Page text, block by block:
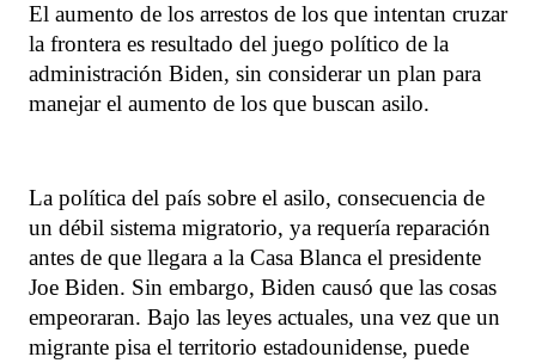
El aumento de los arrestos de los que intentan cruzar
la frontera es resultado del juego político de la
administración Biden, sin considerar un plan para
manejar el aumento de los que buscan asilo.
La política del país sobre el asilo, consecuencia de
un débil sistema migratorio, ya requería reparación
antes de que llegara a la Casa Blanca el presidente
Joe Biden. Sin embargo, Biden causó que las cosas
empeoraran. Bajo las leyes actuales, una vez que un
migrante pisa el territorio estadounidense, puede